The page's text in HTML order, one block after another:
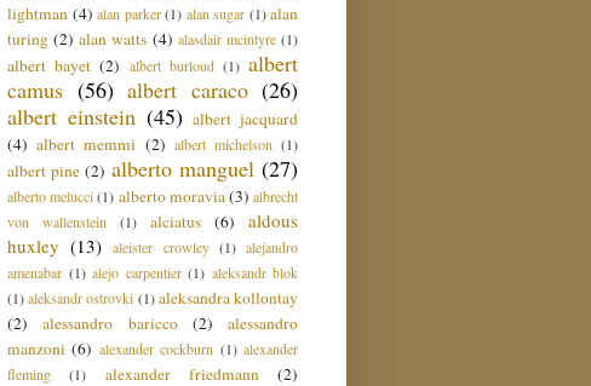
lightman (4) alan parker (1) alan sugar (1) alan
turing (2) alan watts (4) alasdair mcintyre (1)
albert bayet (2) albert burloud (1) albert
camus (56) albert caraco (26)
albert einstein (45) albert jacquard
(4) albert memmi (2) albert michelson (1)
albert pine (2) alberto manguel (27)
alberto melucci (1) alberto moravia (3) albrecht
von wallenstein
(1) alciatus (6)
aldous
huxley (13) aleister crowley (1) alejandro
amenabar (1) alejo carpentier (1) aleksandr blok
(1) aleksandr ostrovki (1) aleksandra kollontay
(2)
alessandro baricco (2)
alessandro
manzoni (6) alexander cockburn (1) alexander
fleming
(1) alexander friedmann
(2)